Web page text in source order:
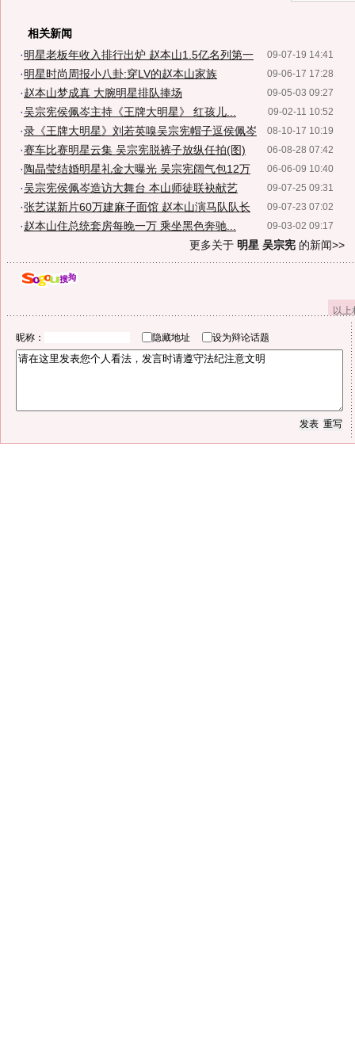
相关新闻
09-07-19 14:41
·明星老板年收入排行出炉 赵本山1.5亿名列第一
09-06-17 17:28
·明星时尚周报小八卦:穿LV的赵本山家族
09-05-03 09:27
·赵本山梦成真 大腕明星排队捧场
09-02-11 10:52
·吴宗宪侯佩岑主持《王牌大明星》 红孩儿...
08-10-17 10:19
·录《王牌大明星》刘若英嗅吴宗宪帽子逗侯佩岑
06-08-28 07:42
·赛车比赛明星云集 吴宗宪脱裤子放纵任拍(图)
06-06-09 10:40
· 陶晶莹结婚明星礼金大曝光 吴宗宪阔气包12万
09-07-25 09:31
·吴宗宪侯佩岑造访大舞台 本山师徒联袂献艺
09-07-23 07:02
·张艺谋新片60万建麻子面馆 赵本山演马队队长
09-03-02 09:17
·赵本山住总统套房每晚一万 乘坐黑色奔驰...
更多关于 明星 吴宗宪 的新闻>>
以
昵称： 隐藏地址 设为辩论话题